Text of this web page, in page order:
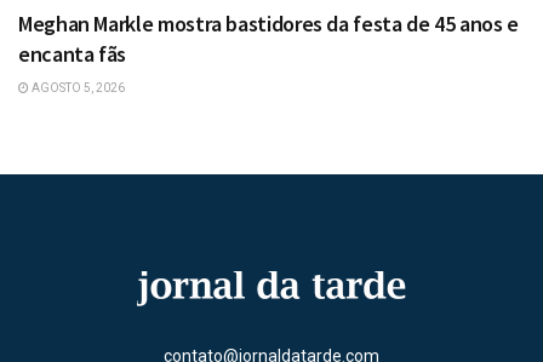
Meghan Markle mostra bastidores da festa de 45 anos e
encanta fãs
AGOSTO 5, 2026
contato@jornaldatarde.com